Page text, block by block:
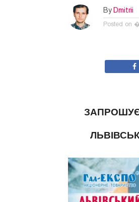
By Dmitrii
Posted on